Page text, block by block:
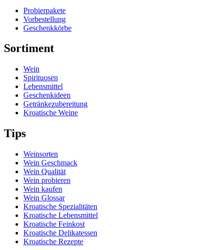
Probierpakete
Vorbestellung
Geschenkkörbe
Sortiment
Wein
Spirituosen
Lebensmittel
Geschenkideen
Getränkezubereitung
Kroatische Weine
Tips
Weinsorten
Wein Geschmack
Wein Qualität
Wein probieren
Wein kaufen
Wein Glossar
Kroatische Spezialitäten
Kroatische Lebensmittel
Kroatische Feinkost
Kroatische Delikatessen
Kroatische Rezepte